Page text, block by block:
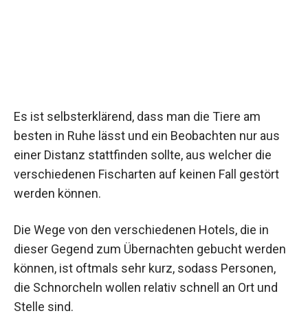
Es ist selbsterklärend, dass man die Tiere am
besten in Ruhe lässt und ein Beobachten nur aus
einer Distanz stattfinden sollte, aus welcher die
verschiedenen Fischarten auf keinen Fall gestört
werden können.
Die Wege von den verschiedenen Hotels, die in
dieser Gegend zum Übernachten gebucht werden
können, ist oftmals sehr kurz, sodass Personen,
die Schnorcheln wollen relativ schnell an Ort und
Stelle sind.